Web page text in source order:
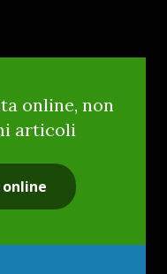
online, non
articoli